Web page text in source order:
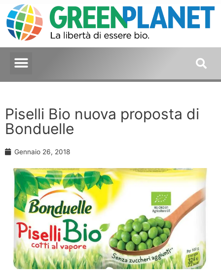
Piselli Bio nuova proposta di
Bonduelle
Gennaio 26, 2018